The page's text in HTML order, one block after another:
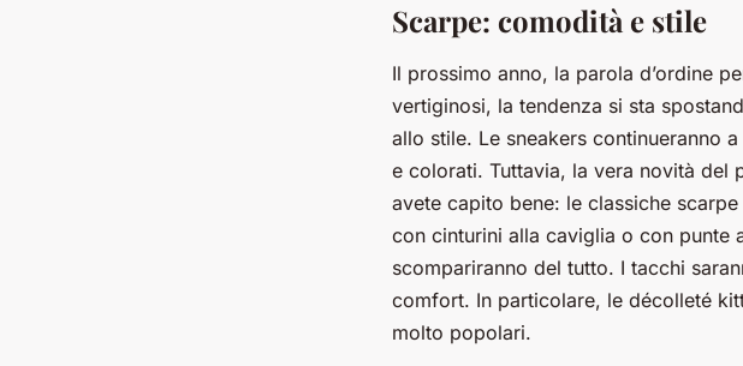
Scarpe: comodità e stile
Il prossimo anno, la parola d’ordine
vertiginosi, la tendenza si sta
allo stile. Le sneakers continueranno
e colorati. Tuttavia, la vera novità del
avete capito bene: le classiche
con cinturini alla caviglia o con punte
scompariranno del tutto. I tacchi
comfort. In particolare, le décolleté
molto popolari.